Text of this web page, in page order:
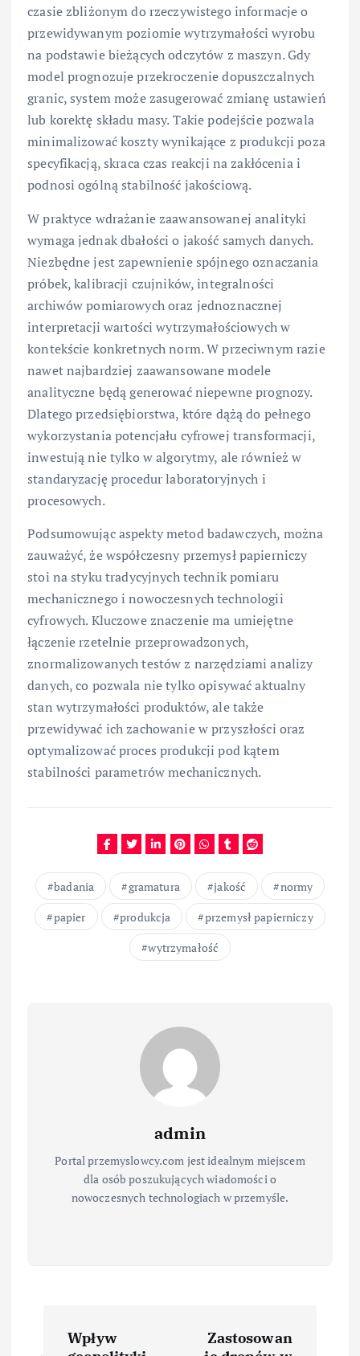
czasie zbliżonym do rzeczywistego informacje o
przewidywanym poziomie wytrzymałości wyrobu
na podstawie bieżących odczytów z maszyn. Gdy
model prognozuje przekroczenie dopuszczalnych
granic, system może zasugerować zmianę ustawień
lub korektę składu masy. Takie podejście pozwala
minimalizować koszty wynikające z produkcji poza
specyfikacją, skraca czas reakcji na zakłócenia i
podnosi ogólną stabilność jakościową.
W praktyce wdrażanie zaawansowanej analityki
wymaga jednak dbałości o jakość samych danych.
Niezbędne jest zapewnienie spójnego oznaczania
próbek, kalibracji czujników, integralności
archiwów pomiarowych oraz jednoznacznej
interpretacji wartości wytrzymałościowych w
kontekście konkretnych norm. W przeciwnym razie
nawet najbardziej zaawansowane modele
analityczne będą generować niepewne prognozy.
Dlatego przedsiębiorstwa, które dążą do pełnego
wykorzystania potencjału cyfrowej transformacji,
inwestują nie tylko w algorytmy, ale również w
standaryzację procedur laboratoryjnych i
procesowych.
Podsumowując aspekty metod badawczych, można
zauważyć, że współczesny przemysł papierniczy
stoi na styku tradycyjnych technik pomiaru
mechanicznego i nowoczesnych technologii
cyfrowych. Kluczowe znaczenie ma umiejętne
łączenie rzetelnie przeprowadzonych,
znormalizowanych testów z narzędziami analizy
danych, co pozwala nie tylko opisywać aktualny
stan wytrzymałości produktów, ale także
przewidywać ich zachowanie w przyszłości oraz
optymalizować proces produkcji pod kątem
stabilności parametrów mechanicznych.
badania gramatura jakość
normy
papier
produkcja
przemysł papierniczy
wytrzymałość
admin
Portal przemyslowcy.com jest idealnym miejscem
dla osób poszukujących wiadomości o
nowoczesnych technologiach w przemyśle.
Wpływ
Zastosowan